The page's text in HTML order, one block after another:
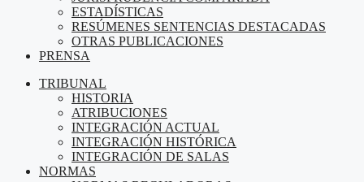
ESTADÍSTICAS
RESÚMENES SENTENCIAS DESTACADAS
OTRAS PUBLICACIONES
PRENSA
TRIBUNAL
HISTORIA
ATRIBUCIONES
INTEGRACIÓN ACTUAL
INTEGRACIÓN HISTÓRICA
INTEGRACIÓN DE SALAS
NORMAS